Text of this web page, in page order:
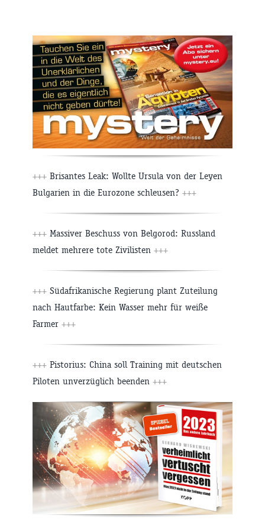
+++ Brisantes Leak: Wollte Ursula von der Leyen
Bulgarien in die Eurozone schleusen? +++
+++ Massiver Beschuss von Belgorod: Russland
meldet mehrere tote Zivilisten +++
+++ Südafrikanische Regierung plant Zuteilung
nach Hautfarbe: Kein Wasser mehr für weiße
Farmer +++
+++ Pistorius: China soll Training mit deutschen
Piloten unverzüglich beenden +++